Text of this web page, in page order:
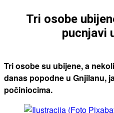
Tri osobe
pucnjavi
Tri osobe su ubijene, a
danas popodne u Gnjilanu,
počiniocima.